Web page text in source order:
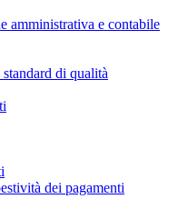
amministrativa e contabile
di qualità
dei pagamenti